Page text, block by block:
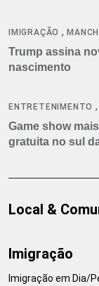
IMIGRAÇÃO ,
Trump assina
nascimento
ENTRETENIMENTO
Game show
gratuita no sul
Local &
Imigração
Imigração em Dia/